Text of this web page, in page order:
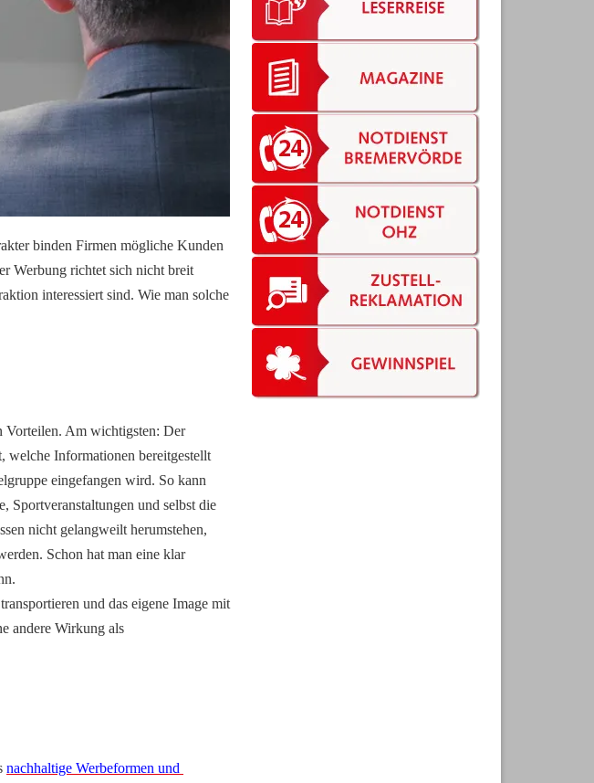
binden Firmen mögliche Kunden
Werbung richtet sich nicht breit
interessiert sind. Wie man solche
Vorteilen. Am wichtigsten: Der
welche Informationen bereitgestellt
eingefangen wird. So kann
Sportveranstaltungen und selbst die
nicht gelangweilt herumstehen,
Schon hat man eine klar
und das eigene Image mit
andere Wirkung als
nachhaltige Werbeformen und